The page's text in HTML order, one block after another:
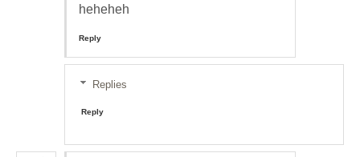
heheheh
Reply
Replies
Reply